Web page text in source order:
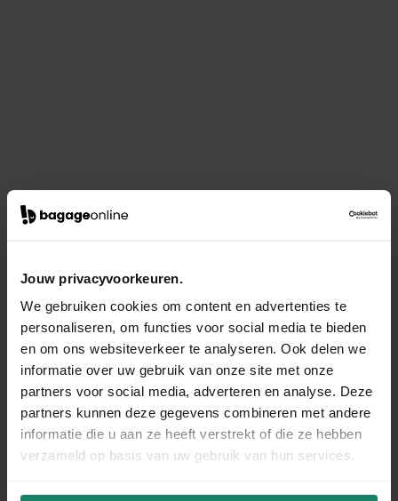
Jouw privacyvoorkeuren.
We gebruiken cookies om content en advertenties te
personaliseren, om functies voor social media te bieden
en om ons websiteverkeer te analyseren. Ook delen we
informatie over uw gebruik van onze site met onze
partners voor social media, adverteren en analyse. Deze
partners kunnen deze gegevens combineren met andere
informatie die u aan ze heeft verstrekt of die ze hebben
verzameld op basis van uw gebruik van hun services.